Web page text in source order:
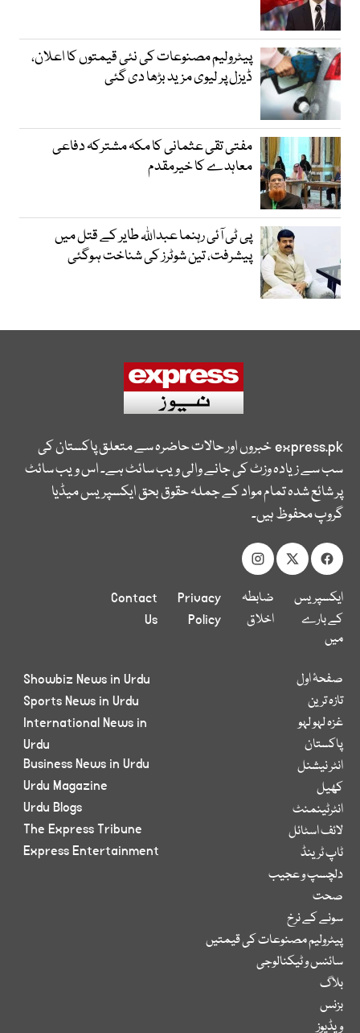
پیٹرولیم مصنوعات کی نئی قیمتوں کا اعلان،
ڈیزل پر لیوی مزید بڑھا دی گئی
مفتی تقی عثمانی کا مکہ مشترکہ دفاعی
معاہدے کا خیرمقدم
پی ٹی آئی رہنما عبداللہ طایر کے قتل میں
پیشرفت، تین شوٹرز کی شناخت ہوگئی
express.pkخبروں اور حالات حاضرہ سے متعلق پاکستان کی
سب سے زیادہ وزٹ کی جانے والی ویب سائٹ ہے۔ اس ویب سائٹ
پر شائع شدہ تمام مواد کے جملہ حقوق بحق ایکسپریس میڈیا
گروپ محفوظ ہیں۔
ایکسپریس
کے بارے
میں
ضابطہ
اخلاق
Privacy
Policy
Contact
Us
صفحۂ اول
تازہ ترین
غزہ لہو لہو
پاکستان
انٹر نیشنل
کھیل
انٹرٹینمنٹ
لائف اسٹائل
ٹاپ ٹرینڈ
دلچسپ و عجیب
صحت
سونے کے نرخ
پیٹرولیم مصنوعات کی قیمتیں
سائنس و ٹیکنالوجی
بلاگ
بزنس
ویڈیوز
Showbiz News in Urdu
Sports News in Urdu
International News in
Urdu
Business News in Urdu
Urdu Magazine
Urdu Blogs
The Express Tribune
Express Entertainment